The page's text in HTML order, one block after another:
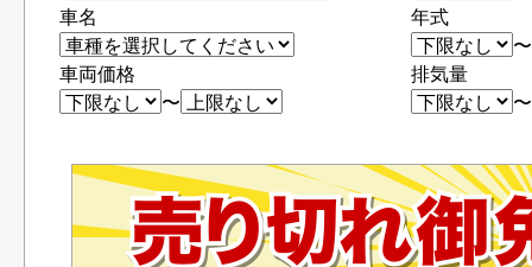
車名
車両価格
〜
年式
〜
排気量
〜